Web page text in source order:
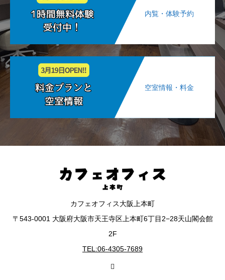
内覧・体験予約
空室情報・料金
カフェオフィス大阪上本町
〒543-0001 大阪府大阪市天王寺区上本町6丁目2−28天山閣会館
2F
TEL:06-4305-7689